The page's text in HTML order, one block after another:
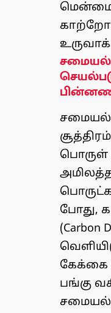
சமையல்
சமையல்
பொருள்
போது,
(Carbon
கேக்கை
பங்கு
சமையல்